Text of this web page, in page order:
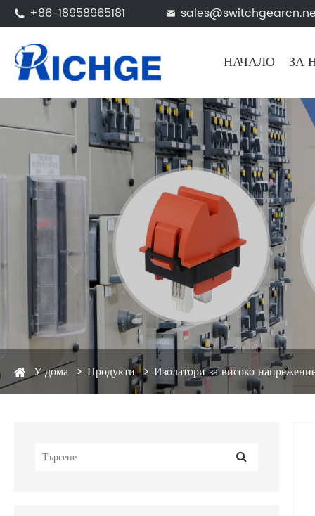
 +86-18958965181 
НАЧАЛО ЗА
У дома Продукти Изолатори за високо